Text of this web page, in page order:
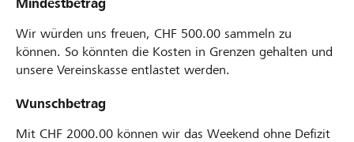
Mindestbetrag
Wir würden uns freuen, CHF 500.00 sammeln zu
können. So könnten die Kosten in Grenzen gehalten und
unsere Vereinskasse entlastet werden.
Wunschbetrag
Mit CHF 2000.00 können wir das Weekend ohne Defizit